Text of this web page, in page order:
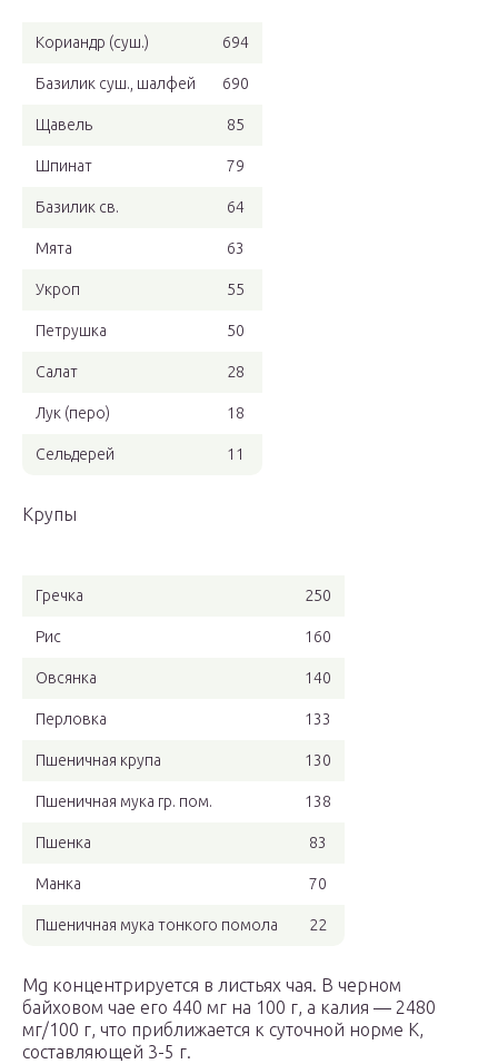
Кориандр (суш.) 694
Базилик суш., шалфей 690
Щавель 85
Шпинат 79
Базилик св. 64
Мята 63
Укроп 55
Петрушка 50
Салат 28
Лук (перо) 18
Сельдерей 11
Крупы
Гречка 250
Рис 160
Овсянка 140
Перловка 133
Пшеничная крупа 130
Пшеничная мука гр. пом. 138
Пшенка 83
Манка 70
Пшеничная мука тонкого помола 22
Mg концентрируется в листьях чая. В черном
байховом чае его 440 мг на 100 г, а калия — 2480
мг/100 г, что приближается к суточной норме К,
составляющей 3-5 г.